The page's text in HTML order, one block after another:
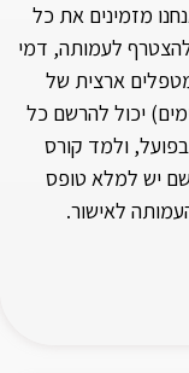
מזמינים את כל
לעמותה, דמי
לרשימת מטפלים ארצית של
יכול להרשם כל
ולמד קורס
יש למלא טופס
לאישור.